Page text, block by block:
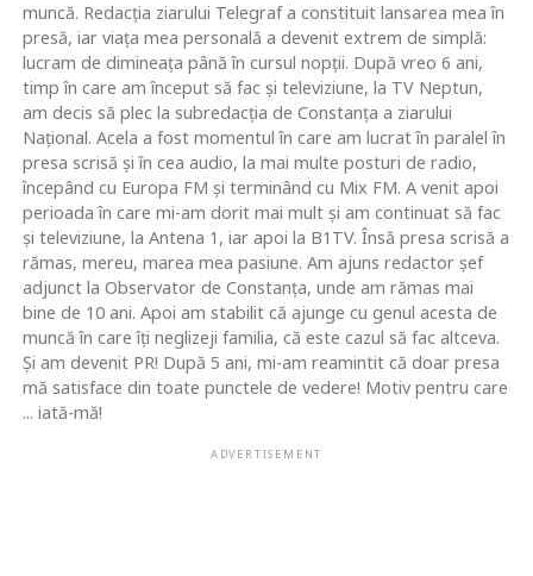
muncă. Redacţia ziarului Telegraf a constituit lansarea mea în
presă, iar viaţa mea personală a devenit extrem de simplă:
lucram de dimineaţa până în cursul nopţii. După vreo 6 ani,
timp în care am început să fac şi televiziune, la TV Neptun,
am decis să plec la subredacţia de Constanţa a ziarului
Naţional. Acela a fost momentul în care am lucrat în paralel în
presa scrisă şi în cea audio, la mai multe posturi de radio,
începând cu Europa FM şi terminând cu Mix FM. A venit apoi
perioada în care mi-am dorit mai mult şi am continuat să fac
şi televiziune, la Antena 1, iar apoi la B1TV. Însă presa scrisă a
rămas, mereu, marea mea pasiune. Am ajuns redactor şef
adjunct la Observator de Constanţa, unde am rămas mai
bine de 10 ani. Apoi am stabilit că ajunge cu genul acesta de
muncă în care îţi neglizeji familia, că este cazul să fac altceva.
Şi am devenit PR! După 5 ani, mi-am reamintit că doar presa
mă satisface din toate punctele de vedere! Motiv pentru care
... iată-mă!
ADVERTISEMENT